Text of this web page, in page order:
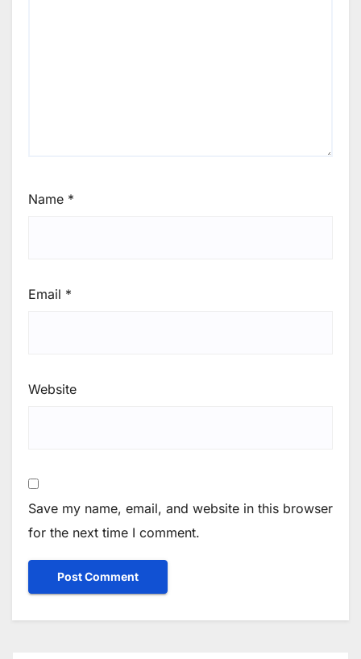
Name *
Email *
Website
Save my name, email, and website in this browser
for the next time I comment.